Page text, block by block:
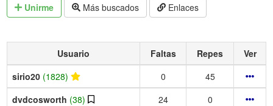
Unirme Más buscados Enlaces
Usuario Faltas Repes
Ver
sirio20 (1828) 0
45
dvdcosworth (38) 24
0